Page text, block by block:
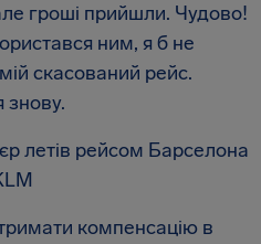
гроші прийшли. Чудово!
ним, я б не
скасований рейс.
летів рейсом Барселона
компенсацію в